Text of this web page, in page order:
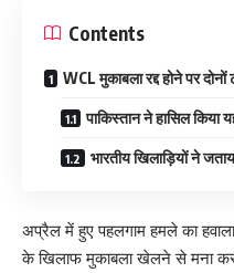
Contents
WCL मुकाबला रद्द होने पर
पाकिस्तान ने हासिल किया
भारतीय खिलाड़ियों ने
अप्रैल में हुए पहलगाम हमले का हवाला
के खिलाफ मुकाबला खेलने से मना